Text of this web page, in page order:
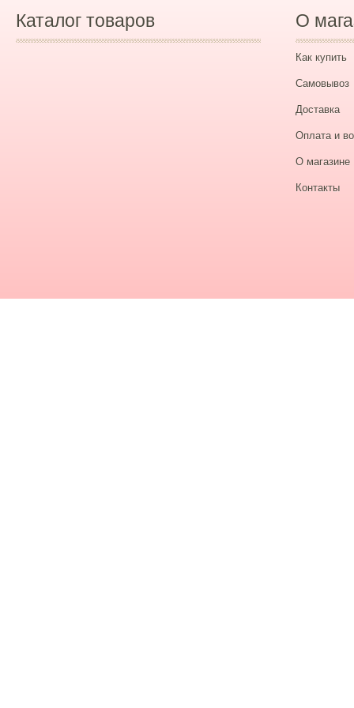
Каталог товаров О
Как купить
Самовывоз
Доставка
Оплата и
О магазине
Контакты